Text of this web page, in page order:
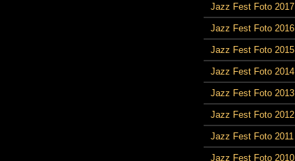
Jazz Fest Foto 2017
Jazz Fest Foto 2016
Jazz Fest Foto 2015
Jazz Fest Foto 2014
Jazz Fest Foto 2013
Jazz Fest Foto 2012
Jazz Fest Foto 2011
Jazz Fest Foto 2010